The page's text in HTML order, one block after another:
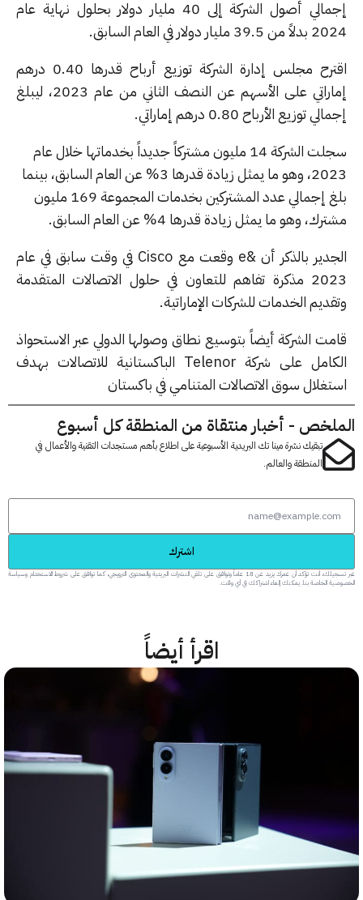
إجمالي أصول الشركة إلى 40 مليار دولار بحلول نهاية عام
دولار في العام السابق.
اقترح مجلس إدارة الشركة توزيع أرباح قدرها 0.40 درهم
إماراتي على الأسهم عن النصف الثاني من عام 2023، ليبلغ
توزيع الأرباح 0.80 درهم إماراتي.
سجلت الشركة 14 مليون مشتركاً جديداً بخدماتها خلال عام
2023، وهو ما يمثل زيادة قدرها 3% عن العام السابق، بينما
بلغ إجمالي عدد المشتركين بخدمات المجموعة 169 مليون
وهو ما يمثل زيادة قدرها 4% عن العام السابق.
الجدير بالذكر أن &e وقعت مع Cisco في وقت سابق في عام
2023 مذكرة تفاهم للتعاون في حلول الاتصالات المتقدمة
الخدمات للشركات الإماراتية.
الشركة أيضاً بتوسيع نطاق وصولها الدولي عبر الاستحواذ
الكامل على شركة Telenor الباكستانية للاتصالات بهدف
سوق الاتصالات المتنامي في باكستان
- أخبار منتقاة من المنطقة كل أسبوع
تبقيك نشرة مينا تك البريدية الأسبوعية على اطلاع بأهم مستجدات التقنية والأعمال في
المنطقة والعالم.
عبر تسجيلك، أنت تؤكد أن عمرك يزيد عن 18 عاماً وتوافق على تلقي النشرات البريدية والمحتوى الترويجي، كما توافق على شروط الاستخدام وسياسة
الخاصة بنا. يمكنك إلغاء اشتراكك في أي وقت.
اقرأ أيضاً